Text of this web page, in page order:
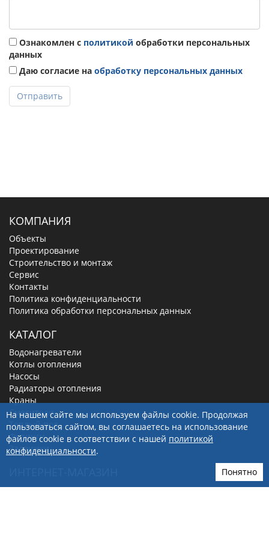
Ознакомлен с политикой обработки персональных
данных
Даю согласие на обработку персональных данных
Отправить
КОМПАНИЯ
Объекты
Проектирование
Строительство и монтаж
Сервис
Контакты
Политика конфиденциальности
Политика обработки персональных данных
КАТАЛОГ
Водонагреватели
Котлы отопления
Насосы
Радиаторы отопления
Краны
Смесители
Теплый пол
Фитинги
Задвижки
Акции и скидки
На нашем сайте мы используем файлы cookie. Продолжая
пользоваться сайтом, вы соглашаетесь на использование
файлов cookie в соответствии с нашей политикой
конфиденциальности.
Понятно